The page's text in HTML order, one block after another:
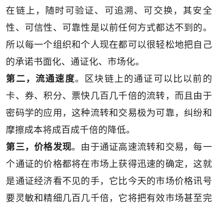
在链上，随时可验证、可追溯、可交换，其安全
性、可信性、可靠性是以前任何方式都达不到的。
所以每一个组织和个人现在都可以很轻松地把自己
的承诺书面化、通证化、市场化。
第二，流通速度。区块链上的通证可以比以前的
卡、券、积分、票快几百几千倍的流转，而且由于
密码学的应用，这种流转和交易极为可靠，纠纷和
摩擦成本将成百成千倍的降低。
第三，价格发现。由于通证高速流转和交易，每一
个通证的价格都将在市场上获得迅速的确定，这就
是通证经济看不见的手，它比今天的市场价格讯号
要灵敏和精细几百几千倍，它将把有效市场甚至完